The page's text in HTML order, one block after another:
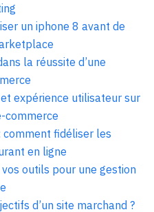
un iphone 8 avant de
la réussite d’une
expérience utilisateur sur
commerce
comment fidéliser les
en ligne
outils pour une gestion
d’un site marchand ?